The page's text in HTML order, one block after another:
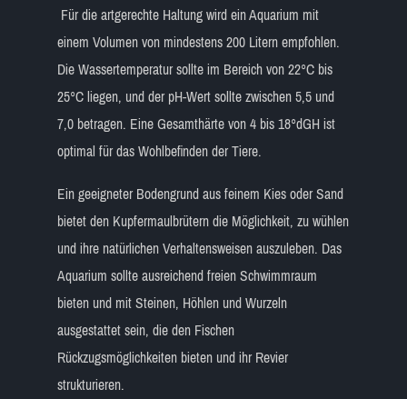
Für die artgerechte Haltung wird ein Aquarium mit
einem Volumen von mindestens 200 Litern empfohlen.
Die Wassertemperatur sollte im Bereich von 22°C bis
25°C liegen, und der pH-Wert sollte zwischen 5,5 und
7,0 betragen. Eine Gesamthärte von 4 bis 18°dGH ist
optimal für das Wohlbefinden der Tiere.
Ein geeigneter Bodengrund aus feinem Kies oder Sand
bietet den Kupfermaulbrütern die Möglichkeit, zu wühlen
und ihre natürlichen Verhaltensweisen auszuleben. Das
Aquarium sollte ausreichend freien Schwimmraum
bieten und mit Steinen, Höhlen und Wurzeln
ausgestattet sein, die den Fischen
Rückzugsmöglichkeiten bieten und ihr Revier
strukturieren.